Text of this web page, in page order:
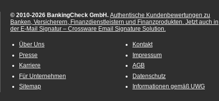
© 2010-2026 BankingCheck GmbH. Authentische Kundenbewertungen zu
Banken, Versicherern, Finanzdienstleistern und Finanzprodukten. Jetzt auch in
der E-Mail Signatur – Crossware Email Signature Solution.
Über Uns
Presse
Karriere
Für Unternehmen
Sitemap
Kontakt
Impressum
AGB
Datenschutz
Informationen gemäß UWG